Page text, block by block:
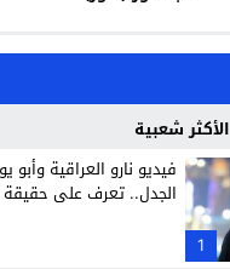
الأكثر شعبية
1
فيديو نارو العراقية وأبو
الجدل.. تعرف على حقيقة